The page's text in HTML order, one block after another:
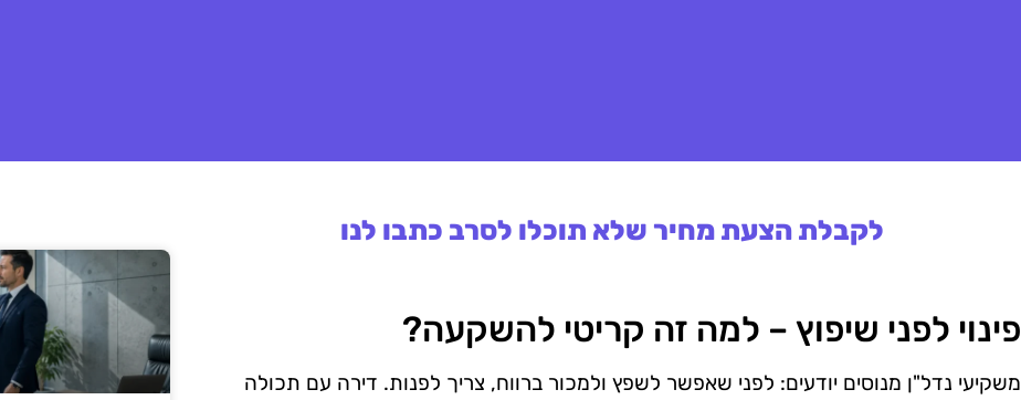
לקבלת הצעת מחיר שלא תוכלו לסרב כתבו לנו
פינוי לפני שיפוץ – למה זה קריטי להשקעה?
משקיעי נדל"ן מנוסים יודעים: לפני שאפשר לשפץ ולמכור ברווח, צריך לפנות. דירה עם תכולה